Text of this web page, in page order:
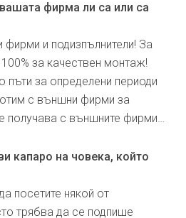
фирма ли са или са
и подизпълнители! За
за качествен монтаж!
пъти за определени периоди
с външни фирми за
получава с външните фирми…
капаро на човека, който
посетите някой от
трябва да се подпише